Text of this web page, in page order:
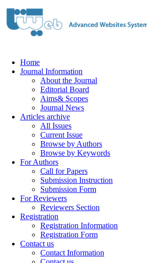
Home
Journal Information
About the Journal
Editorial Board
Aims& Scopes
Journal News
Articles archive
All Issues
Current Issue
Browse by Authors
Browse by Keywords
For Authors
Call for Papers
Submission Instruction
Submission Form
For Reviewers
Reviewers Section
Registration
Registration Information
Registration Form
Contact us
Contact Information